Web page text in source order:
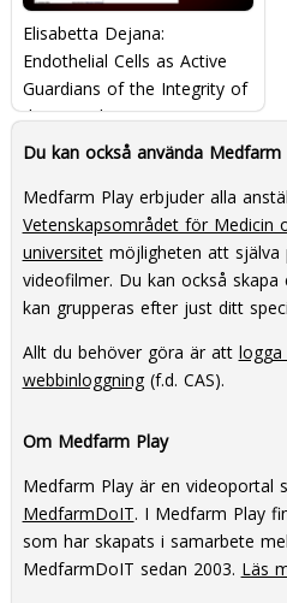
Elisabetta Dejana:
Endothelial Cells as Active
Guardians of the Integrity of
the Vascular Tree
Du kan också använda Medfarm
Medfarm Play erbjuder alla
Vetenskapsområdet för Medicin
universitetmöjligheten att själva
videofilmer. Du kan också
kan grupperas efter just ditt
Allt du behöver göra är att logga
webbinloggning(f.d. CAS).
Om Medfarm Play
Medfarm Play är en videoportal
MedfarmDoIT. I Medfarm Play
som har skapats i samarbete
MedfarmDoIT sedan 2003. Läs